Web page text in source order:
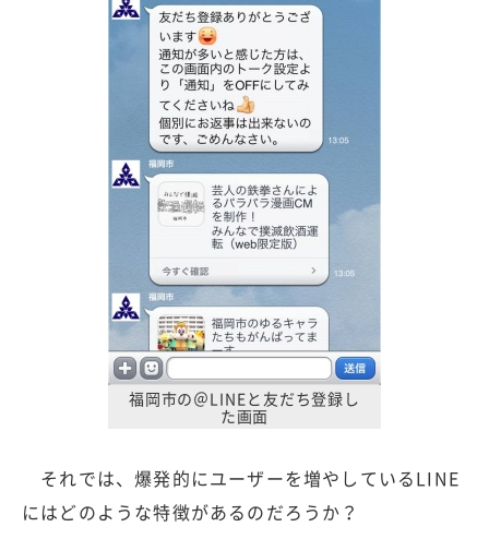
福岡市の＠LINEと友だち登録し
た画面
それでは、爆発的にユーザーを増やしているLINE
にはどのような特徴があるのだろうか？